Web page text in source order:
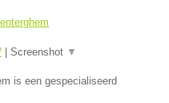
Screenshot ▼
is een gespecialiseerd